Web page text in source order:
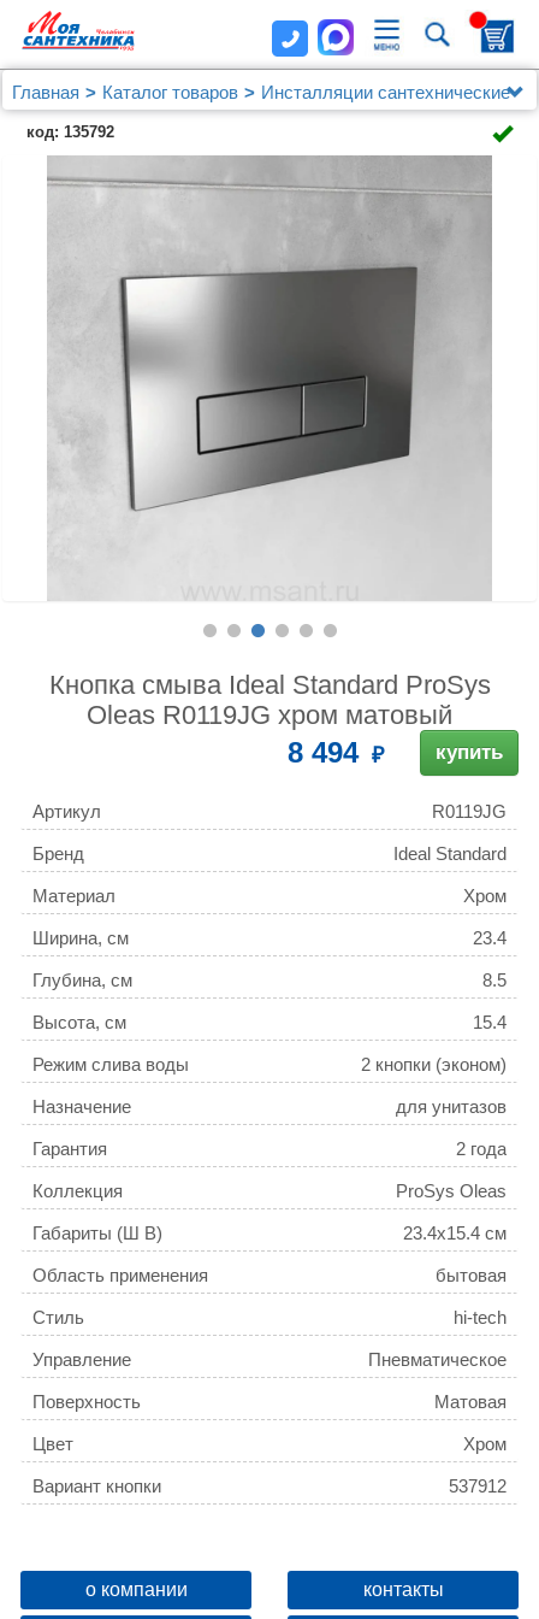
Главная Каталог товаров
Инсталляции сантехнические
Ideal Standard
Кнопка смыва Ideal Standard ProSys Oleas R0119JG
хром матовый
код: 135792
Кнопка смыва Ideal Standard ProSys
Oleas R0119JG хром матовый
8 494 купить
Артикул R0119JG
Бренд Ideal Standard
Материал Хром
Ширина, см 23.4
Глубина, см 8.5
Высота, см 15.4
Режим слива воды 2 кнопки (эконом)
Назначение для унитазов
Гарантия 2 года
Коллекция ProSys Oleas
Габариты (Ш В) 23.4x15.4 см
Область применения бытовая
Стиль hi-tech
Управление Пневматическое
Поверхность Матовая
Цвет Хром
Вариант кнопки 537912
о компании контакты